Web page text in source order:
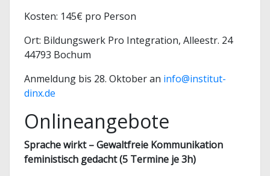
Kosten: 145€ pro Person
Ort: Bildungswerk Pro Integration, Alleestr. 24
44793 Bochum
Anmeldung bis 28. Oktober an info@institut-
dinx.de
Onlineangebote
Sprache wirkt – Gewaltfreie Kommunikation
feministisch gedacht (5 Termine je 3h)